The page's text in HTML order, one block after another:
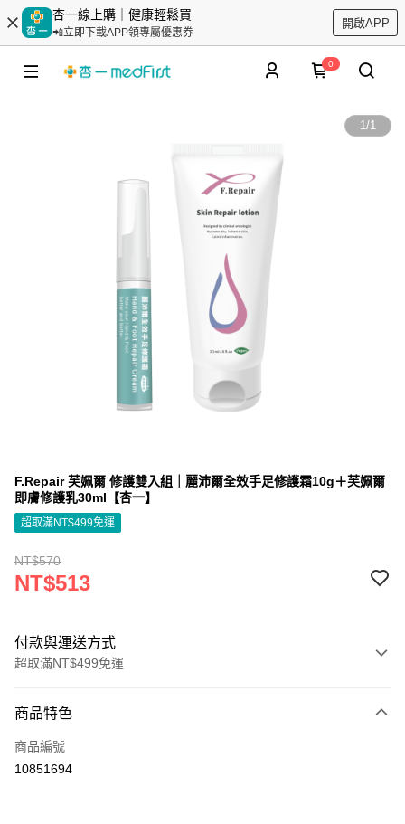
杏一線上購｜健康輕鬆買
📲立即下載APP領專屬優惠券
開啟APP
0
1/1
F.Repair 芙姵爾 修護雙入組｜麗沛爾全效手足修護霜10g＋芙姵爾
即膚修護乳30ml【杏一】
超取滿NT$499免運
NT$570
NT$513
付款與運送方式
超取滿NT$499免運
信用卡一次付款
信用卡分期付款
商品特色
商品編號
10851694